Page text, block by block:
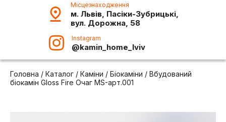
Місцезнаходження
м. Львів, Пасіки-Зубрицькі,
вул. Дорожна, 58
Instagram
@kamin_home_lviv
Головна / Каталог / Каміни / Біокаміни / Вбудований
біокамін Gloss Fire Очаг MS-арт.001